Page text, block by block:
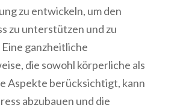
zu entwickeln, um den
zu unterstützen und zu
ganzheitliche
die sowohl körperliche als
Aspekte berücksichtigt, kann
abzubauen und die